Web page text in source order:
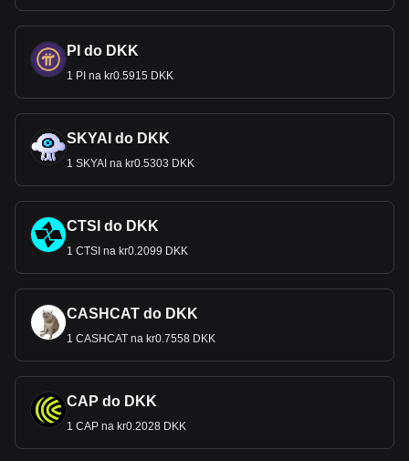
PI do DKK
1 PI na kr0.5915 DKK
SKYAI do DKK
1 SKYAI na kr0.5303 DKK
CTSI do DKK
1 CTSI na kr0.2099 DKK
CASHCAT do DKK
1 CASHCAT na kr0.7558 DKK
CAP do DKK
1 CAP na kr0.2028 DKK